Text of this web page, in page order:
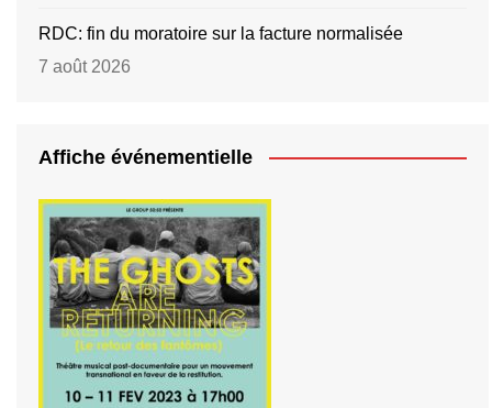
RDC: fin du moratoire sur la facture normalisée
7 août 2026
Affiche événementielle